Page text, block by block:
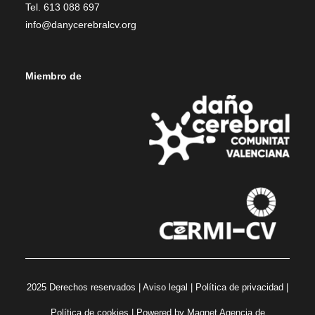
Tel. 613 088 697
info@danycerebralcv.org
Miembro de
2025 Derechos reservados | Aviso legal | Política de privacidad |
Política de cookies | Powered by Magnet Agencia de